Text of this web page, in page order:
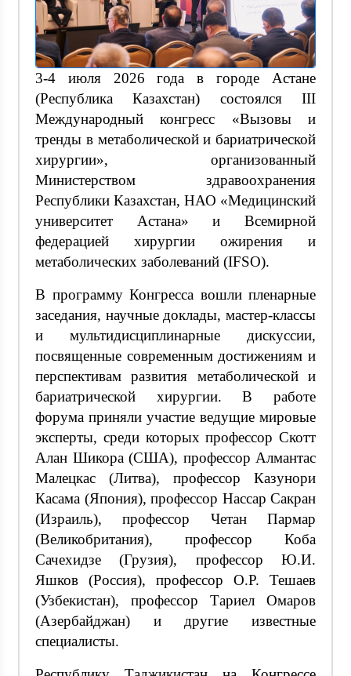
3-4 июля 2026 года в городе Астане
(Республика Казахстан) состоялся III
Международный конгресс «Вызовы и
тренды в метаболической и бариатрической
хирургии», организованный
Министерством здравоохранения
Республики Казахстан, НАО «Медицинский
университет Астана» и Всемирной
федерацией хирургии ожирения и
метаболических заболеваний (IFSO).
В программу Конгресса вошли пленарные
заседания, научные доклады, мастер-классы
и мультидисциплинарные дискуссии,
посвященные современным достижениям и
перспективам развития метаболической и
бариатрической хирургии. В работе
форума приняли участие ведущие мировые
эксперты, среди которых профессор Скотт
Алан Шикора (США), профессор Алмантас
Малецкас (Литва), профессор Казунори
Касама (Япония), профессор Нассар Сакран
(Израиль), профессор Четан Пармар
(Великобритания), профессор Коба
Сачехидзе (Грузия), профессор Ю.И.
Яшков (Россия), профессор О.Р. Тешаев
(Узбекистан), профессор Тариел Омаров
(Азербайджан) и другие известные
специалисты.